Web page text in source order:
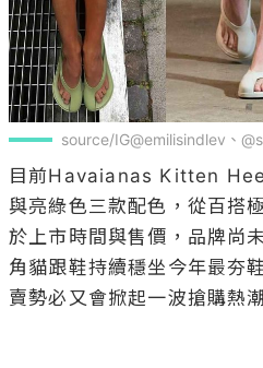
source/IG@emilisindlev、
目前Havaianas Kitten
與亮綠色三款配色，從百搭
於上市時間與售價，品牌尚
角貓跟鞋持續穩坐今年最夯
賣勢必又會掀起一波搶購熱